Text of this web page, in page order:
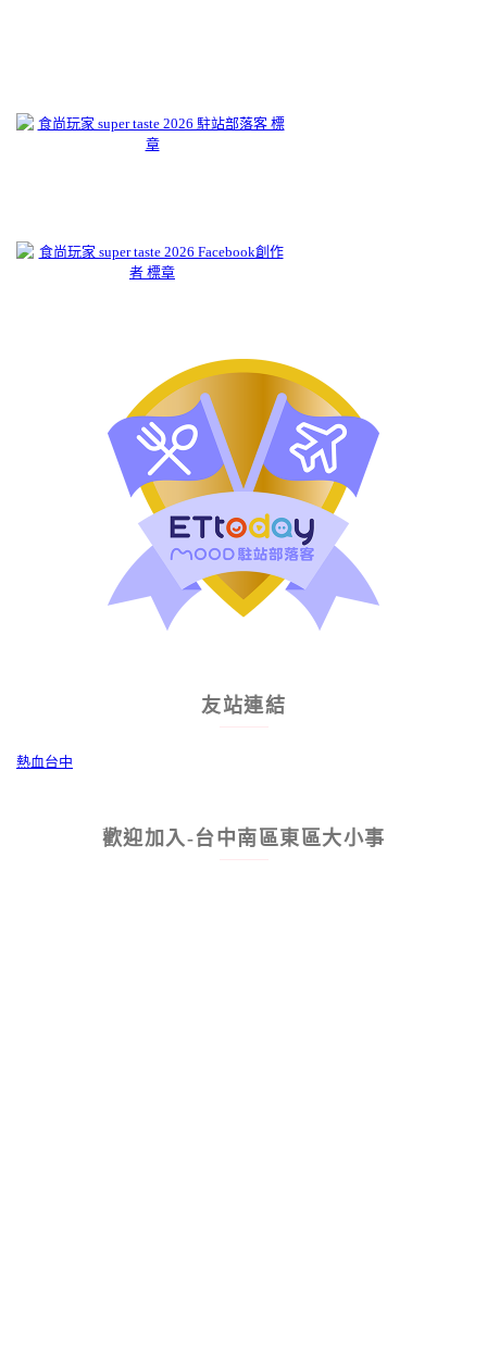
友站連結
熱血台中
歡迎加入-台中南區東區大小事